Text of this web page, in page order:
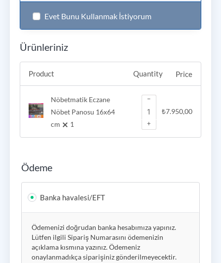
Evet Bunu Kullanmak İstiyorum
Ürünleriniz
Product Quantity Price
Nöbetmatik Eczane
Nöbet Panosu 16x64
cm
1
−
+
₺7.950,00
Ödeme
Banka havalesi/EFT
Ödemenizi doğrudan banka hesabımıza yapınız.
Lütfen ilgili Sipariş Numarasını ödemenizin
açıklama kısmına yazınız. Ödemeniz
onaylanmadıkça siparişiniz gönderilmeyecektir.